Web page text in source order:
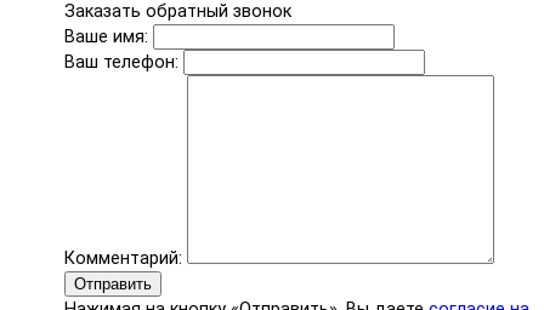
Заказать обратный звонок
Ваше имя:
Ваш телефон:
Комментарий:
Отправить